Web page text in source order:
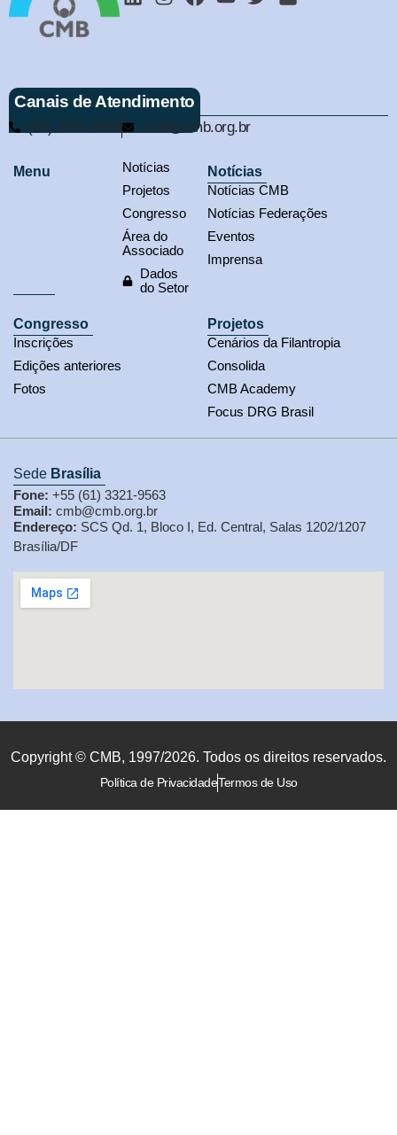
Canais de Atendimento
(61) 3321-9563 cmb@cmb.org.br
Menu
Notícias
Projetos
Congresso
Área do
Associado
Dados
do Setor
Notícias
Notícias CMB
Notícias Federações
Eventos
Imprensa
Congresso
Inscrições
Edições anteriores
Fotos
Projetos
Cenários da Filantropia
Consolida
CMB Academy
Focus DRG Brasil
Sede Brasília
Fone: +55 (61) 3321-9563
Email: cmb@cmb.org.br
Endereço: SCS Qd. 1, Bloco I, Ed. Central, Salas 1202/1207
Brasília/DF
Copyright © CMB, 1997/2026. Todos os direitos reservados.
Política de PrivacidadeTermos de Uso